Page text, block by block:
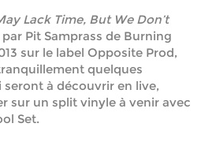
Lack Time, But We Don’t
Pit Samprass de Burning
sur le label Opposite Prod,
quelques
à découvrir en live,
sur un split vinyle à venir avec
Set.